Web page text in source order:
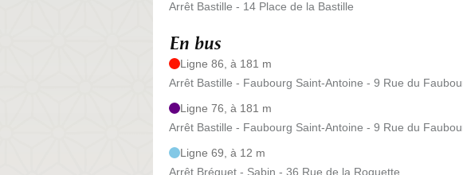
Arrêt Bastille - 14 Place de la Bastille
En bus
Ligne 86, à 181 m
Arrêt Bastille - Faubourg Saint-Antoine - 9 Rue du
Ligne 76, à 181 m
Arrêt Bastille - Faubourg Saint-Antoine - 9 Rue du
Ligne 69, à 12 m
Arrêt Bréguet - Sabin - 36 Rue de la Roquette